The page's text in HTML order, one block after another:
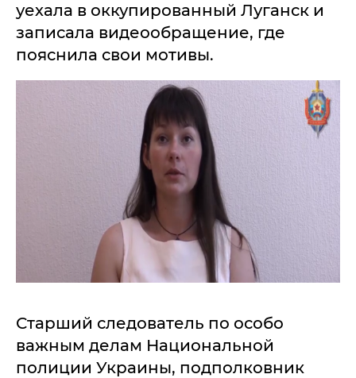
уехала в оккупированный Луганск и
записала видеообращение, где
пояснила свои мотивы.
Старший следователь по особо
важным делам Национальной
полиции Украины, подполковник